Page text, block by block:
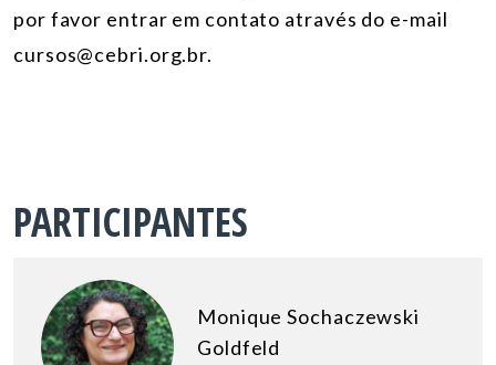
por favor entrar em contato através do e-mail
cursos@cebri.org.br.
PARTICIPANTES
Monique Sochaczewski
Goldfeld